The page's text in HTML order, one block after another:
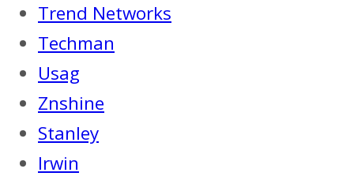
Trend Networks
Techman
Usag
Znshine
Stanley
Irwin